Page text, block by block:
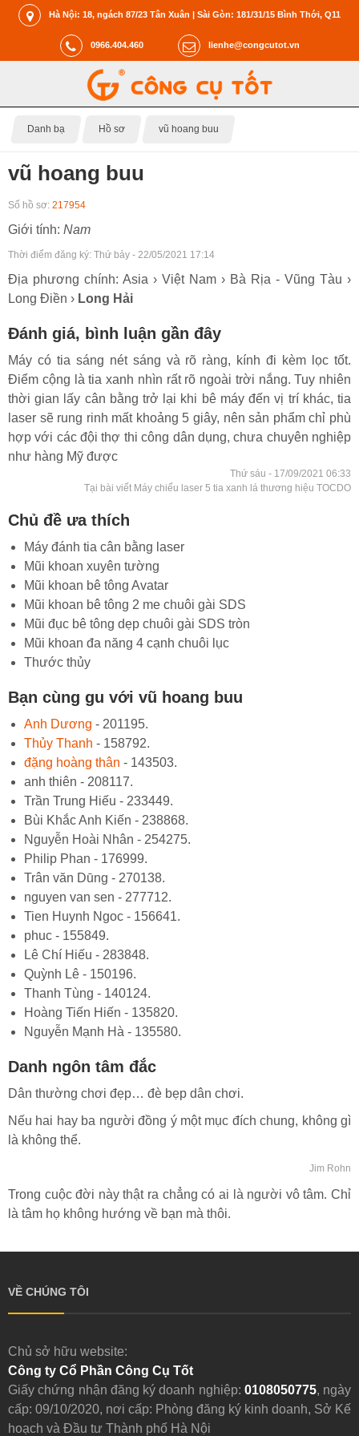
Hà Nội: 18, ngách 87/23 Tân Xuân | Sài Gòn: 181/31/15 Bình Thới, Q11
0966.404.460 lienhe@congcutot.vn
Danh bạ Hồ sơ vũ hoang buu
vũ hoang buu
Số hồ sơ: 217954
Giới tính: Nam
Thời điểm đăng ký: Thứ bảy - 22/05/2021 17:14
Địa phương chính: Asia › Việt Nam › Bà Rịa - Vũng Tàu ›
Long Điền › Long Hải
Đánh giá, bình luận gần đây
Máy có tia sáng nét sáng và rõ ràng, kính đi kèm lọc tốt.
Điểm cộng là tia xanh nhìn rất rõ ngoài trời nắng. Tuy nhiên
thời gian lấy cân bằng trở lại khi bê máy đến vị trí khác, tia
laser sẽ rung rinh mất khoảng 5 giây, nên sản phẩm chỉ phù
hợp với các đội thợ thi công dân dụng, chưa chuyên nghiệp
như hàng Mỹ được
Thứ sáu - 17/09/2021 06:33
Tại bài viết Máy chiếu laser 5 tia xanh lá thương hiệu TOCDO
Chủ đề ưa thích
Máy đánh tia cân bằng laser
Mũi khoan xuyên tường
Mũi khoan bê tông Avatar
Mũi khoan bê tông 2 me chuôi gài SDS
Mũi đục bê tông dẹp chuôi gài SDS tròn
Mũi khoan đa năng 4 cạnh chuôi lục
Thước thủy
Bạn cùng gu với vũ hoang buu
Anh Dương - 201195.
Thủy Thanh - 158792.
đặng hoàng thân - 143503.
anh thiên - 208117.
Trần Trung Hiếu - 233449.
Bùi Khắc Anh Kiến - 238868.
Nguyễn Hoài Nhân - 254275.
Philip Phan - 176999.
Trân văn Dūng - 270138.
nguyen van sen - 277712.
Tien Huynh Ngoc - 156641.
phuc - 155849.
Lê Chí Hiếu - 283848.
Quỳnh Lê - 150196.
Thanh Tùng - 140124.
Hoàng Tiến Hiến - 135820.
Nguyễn Mạnh Hà - 135580.
Danh ngôn tâm đắc
Dân thường chơi đẹp… đè bẹp dân chơi.
Nếu hai hay ba người đồng ý một mục đích chung, không gì
là không thể.
Jim Rohn
Trong cuộc đời này thật ra chẳng có ai là người vô tâm. Chỉ
là tâm họ không hướng về bạn mà thôi.
VỀ CHÚNG TÔI
Chủ sở hữu website:
Công ty Cổ Phần Công Cụ Tốt
Giấy chứng nhận đăng ký doanh nghiệp: 0108050775, ngày
cấp: 09/10/2020, nơi cấp: Phòng đăng ký kinh doanh, Sở Kế
hoạch và Đầu tư Thành phố Hà Nội